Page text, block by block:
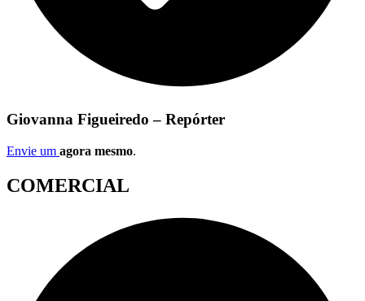
Giovanna Figueiredo – Repórter
Envie um agora mesmo.
COMERCIAL